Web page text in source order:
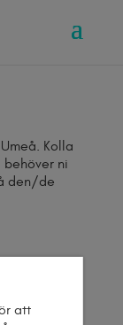
Kolla
ni
den/de
att